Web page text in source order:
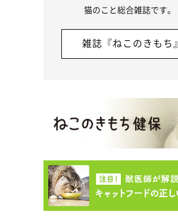
猫のこと総合雑誌です。
雑誌『ねこのきもち』